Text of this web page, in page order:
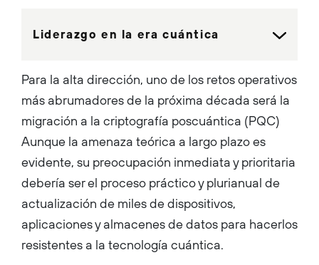
leader who holds over 100
U.S. patents, Anand leads the
range of advanced security
AIRS, a comprehensive AI
security platform; Strata, an
AI-powered platform; Cloud
Delivered Security Services
(CDSS); Secure Access
Service Edge (SASE); Next
Generation Firewalls (NGFW);
and Zero Trust solutions. As a
dynamic leader, Anand is
dedicated to building strong,
diverse and motivated teams
focused on creating
innovative security products
and solutions for some of the
world’s biggest enterprise
Liderazgo en la era cuántica
Para la alta dirección, uno de los retos operativos
más abrumadores de la próxima década será la
migración a la criptografía poscuántica (PQC)
Aunque la amenaza teórica a largo plazo es
evidente, su preocupación inmediata y prioritaria
debería ser el proceso práctico y plurianual de
actualización de miles de dispositivos,
aplicaciones y almacenes de datos para hacerlos
resistentes a la tecnología cuántica.